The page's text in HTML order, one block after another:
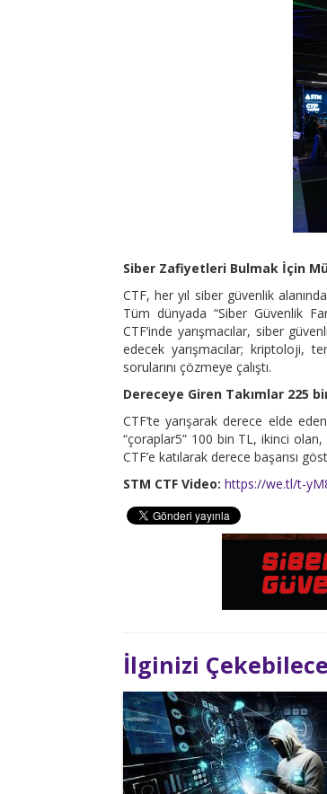
Siber Zafiyetleri Bulmak İçin
CTF, her yıl siber güvenlik
Tüm dünyada “Siber Güvenlik
CTF’inde yarışmacılar, siber
edecek yarışmacılar; kriptoloji,
sorularını çözmeye çalıştı.
Dereceye Giren Takımlar 225
CTF’te yarışarak derece elde
“çoraplar5” 100 bin TL, ikinci olan,
CTF’e katılarak derece başarısı
STM CTF Video: https://we.tl/t-
İlginizi